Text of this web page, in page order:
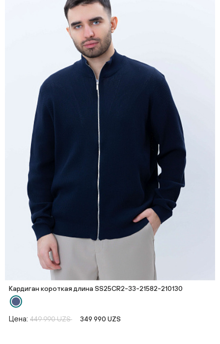
Кардиган короткая длина SS25CR2-33-21582-210130
Цена: 449 990 UZS 349 990 UZS